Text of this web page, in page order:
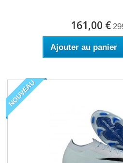
161,00 €
Ajouter au panier
NOUVEAU